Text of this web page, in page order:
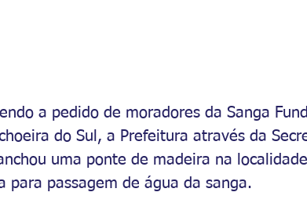
a pedido de moradores da Sanga
do Sul, a Prefeitura através da
uma ponte de madeira na
para passagem de água da sanga.